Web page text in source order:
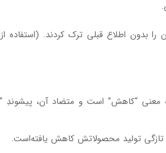
بدون اطلاع قبلی ترک کردند. (استفاده
تولید محصولاتش کاهش یافته‌است.